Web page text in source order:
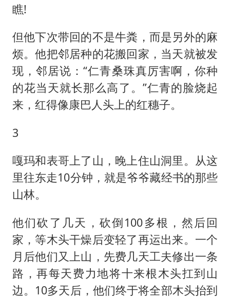
瞧!
但他下次带回的不是牛粪，而是另外的麻
烦。他把邻居种的花搬回家，当天就被发
现，邻居说：“仁青桑珠真厉害啊，你种
的花当天就长那么高了。”仁青的脸烧起
来，红得像康巴人头上的红穗子。
3
嘎玛和表哥上了山，晚上住山洞里。从这
里往东走10分钟，就是爷爷藏经书的那些
山林。
他们砍了几天，砍倒100多根，然后回
家，等木头干燥后变轻了再运出来。一个
月后他们又上山，先费几天工夫修出一条
路，再每天费力地将十来根木头扛到山
边。10多天后，他们终于将全部木头抬到